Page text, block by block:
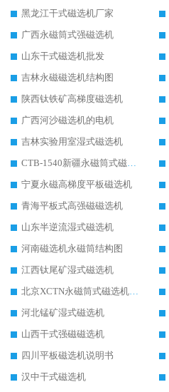
黑龙江干式磁选机厂家
广西永磁筒式强磁选机
山东干式磁选机批发
吉林永磁磁选机结构图
陕西钛铁矿高梯度磁选机
广西河沙磁选机的电机
吉林实验用室湿式磁选机
CTB-1540新疆永磁筒式磁选机
宁夏永磁高梯度平板磁选机
青海平板式高强磁磁选机
山东半逆流湿式磁选机
河南磁选机永磁筒结构图
江西钛尾矿湿式磁选机
北京XCTN永磁筒式磁选机磁块位置
河北锰矿湿式磁选机
山西干式强磁磁选机
四川平板磁选机说明书
汉中干式磁选机